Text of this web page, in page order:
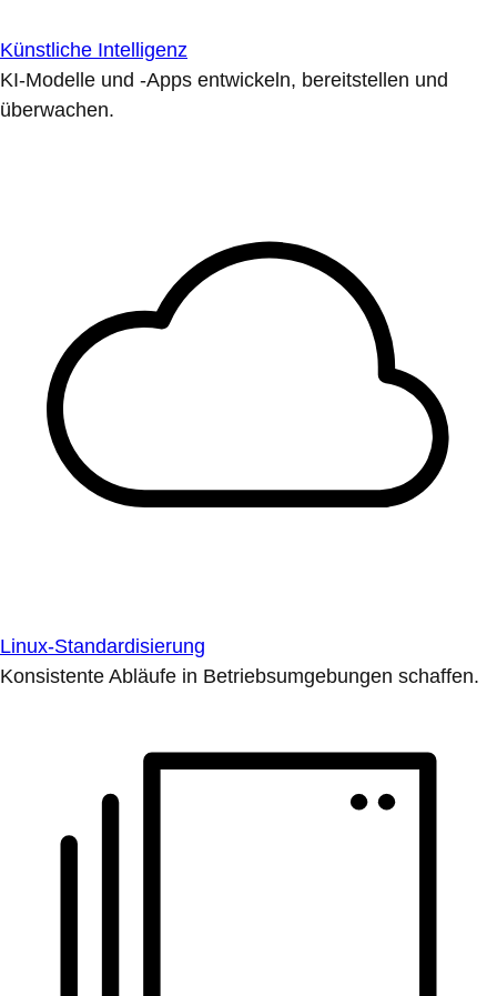
Künstliche Intelligenz
KI-Modelle und -Apps entwickeln, bereitstellen und
überwachen.
Linux-Standardisierung
Konsistente Abläufe in Betriebsumgebungen schaffen.